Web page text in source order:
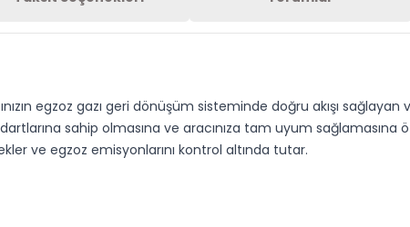
egzoz gazı geri dönüşüm sisteminde doğru akışı
sahip olmasına ve aracınıza tam uyum sağlamasına
ve egzoz emisyonlarını kontrol altında tutar.